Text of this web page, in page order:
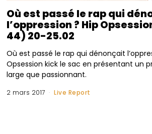
Où est passé le rap qui
l’oppression ? Hip
44) 20-25.02
Où est passé le rap qui dénonçait
Opsession kick le sac en présentant un
large que passionnant.
2 mars 2017 Live Report